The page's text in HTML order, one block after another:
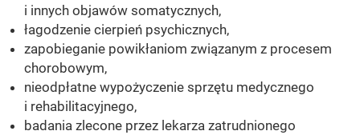
i innych objawów somatycznych,
łagodzenie cierpień psychicznych,
zapobieganie powikłaniom związanym z procesem
chorobowym,
nieodpłatne wypożyczenie sprzętu medycznego
i rehabilitacyjnego,
badania zlecone przez lekarza zatrudnionego